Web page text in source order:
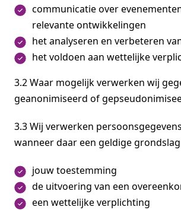
communicatie over
relevante ontwikkelingen
het analyseren en verbeteren
het voldoen aan wettelijke
3.2 Waar mogelijk verwerken wij
geanonimiseerd of
3.3 Wij verwerken
wanneer daar een geldige
jouw toestemming
de uitvoering van een
een wettelijke verplichting